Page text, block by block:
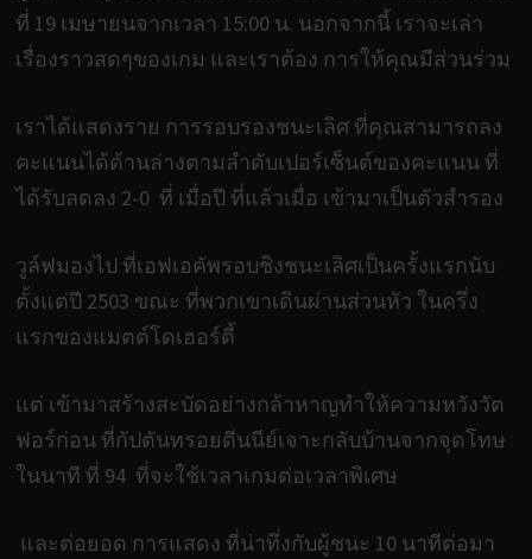
ที่ 19 เมษายนจากเวลา 15:00 น. นอกจากนี้ เราจะเล่า
เรื่องราวสดๆของเกม และเราต้อง การให้คุณมีส่วนร่วม
เราได้แสดงราย การรอบรองชนะเลิศ ที่คุณสามารถลง
คะแนนได้ด้านล่างตามลำดับเปอร์เซ็นต์ของคะแนน ที่
ได้รับลดลง 2-0 ที่ เมื่อปี ที่แล้วเมื่อ เข้ามาเป็นตัวสำรอง
วูล์ฟมองไป ที่เอฟเอคัพรอบชิงชนะเลิศเป็นครั้งแรกนับ
ตั้งแต่ปี 2503 ขณะ ที่พวกเขาเดินผ่านส่วนหัว ในครึ่ง
แรกของแมตต์โดเฮอร์ตี้
แต่ เข้ามาสร้างสะบัดอย่างกล้าหาญทำให้ความหวังวัต
ฟอร์ก่อน ที่กัปตันทรอยดีนนีย์เจาะกลับบ้านจากจุดโทษ
ในนาที ที่ 94 ที่จะใช้เวลาเกมต่อเวลาพิเศษ
และต่อยอด การแสดง ที่น่าทึ่งกับผู้ชนะ 10 นาทีต่อมา